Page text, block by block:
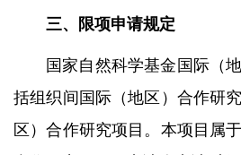
三、限项申请规定
国家自然科学基金国际（
括组织间国际（地区）合作研
区）合作研究项目。本项目属